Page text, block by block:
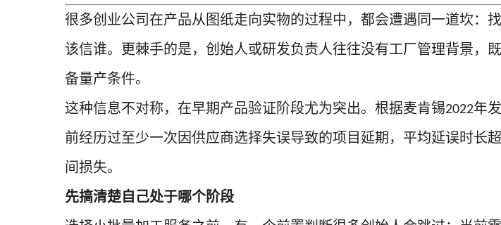
很多创业公司在产品从图纸走向实物的过程中，都会遭遇同一道坎：
该信谁。更棘手的是，创始人或研发负责人往往没有工厂管理背景，
备量产条件。
这种信息不对称，在早期产品验证阶段尤为突出。根据麦肯锡2022年
前经历过至少一次因供应商选择失误导致的项目延期，平均延误时长
间损失。
先搞清楚自己处于哪个阶段